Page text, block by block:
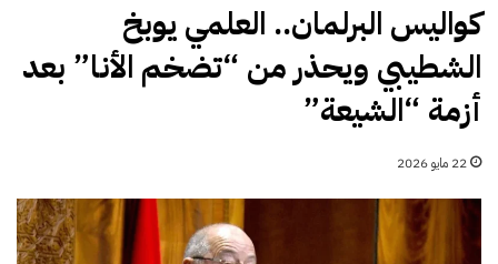
كواليس البرلمان.. العلمي يوبخ
الشطيبي ويحذر من “تضخم الأنا” بعد
أزمة “الشيعة”
22 مايو 2026